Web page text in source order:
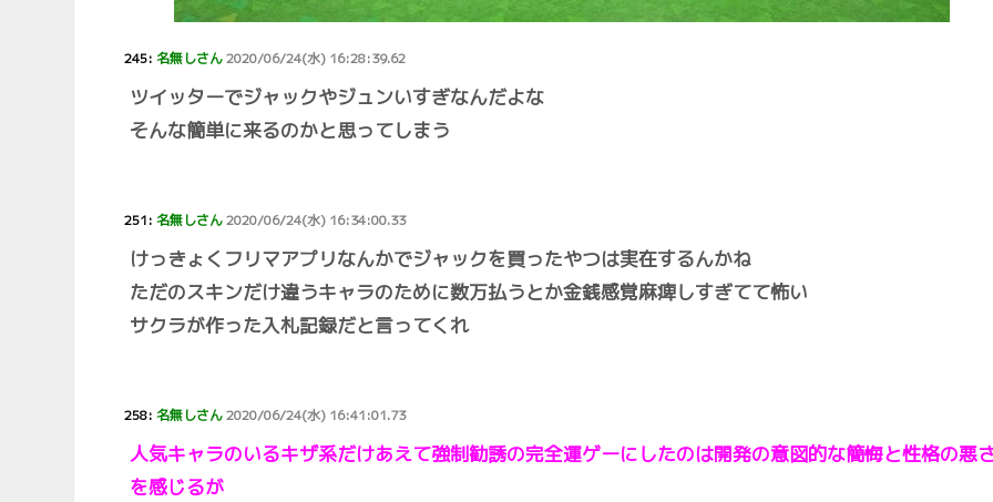
245:名無しさん2020/06/24(水) 16:28:39.62
ツイッターでジャックやジュンいすぎなんだよな
そんな簡単に来るのかと思ってしまう
251:名無しさん2020/06/24(水) 16:34:00.33
けっきょくフリマアプリなんかでジャックを買ったやつは実在するんかね
ただのスキンだけ違うキャラのために数万払うとか金銭感覚麻痺しすぎてて怖い
サクラが作った入札記録だと言ってくれ
258:名無しさん2020/06/24(水) 16:41:01.73
人気キャラのいるキザ系だけあえて強制勧誘の完全運ゲーにしたのは開発の意図的な簡悔と性格の悪
を感じるが